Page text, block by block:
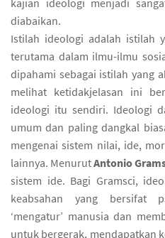
kajian ideologi menjadi
diabaikan.
Istilah ideologi adalah istilah
terutama dalam ilmu-ilmu
dipahami sebagai istilah yang
melihat ketidakjelasan ini
ideologi itu sendiri. Ideologi
umum dan paling dangkal
mengenai sistem nilai, ide,
lainnya. MenurutAntonio
sistem ide. Bagi Gramsci,
keabsahan yang bersifat
‘mengatur’ manusia dan
untuk bergerak, mendapatkan